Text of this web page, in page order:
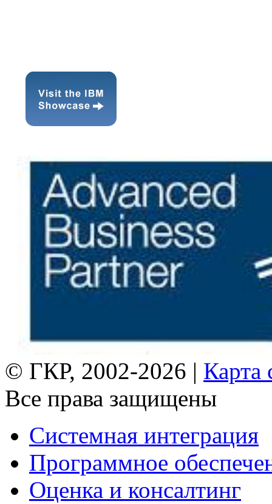
© ГКР, 2002-2026 | Карта
Все права защищены
Системная интеграция
Программное
Оценка и консалтинг